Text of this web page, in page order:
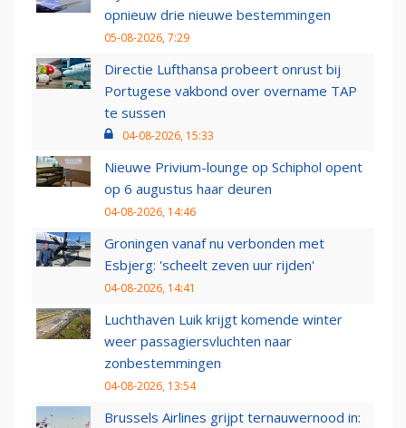
opnieuw drie nieuwe bestemmingen
05-08-2026, 7:29
Directie Lufthansa probeert onrust bij
Portugese vakbond over overname TAP
te sussen
04-08-2026, 15:33
Nieuwe Privium-lounge op Schiphol opent
op 6 augustus haar deuren
04-08-2026, 14:46
Groningen vanaf nu verbonden met
Esbjerg: 'scheelt zeven uur rijden'
04-08-2026, 14:41
Luchthaven Luik krijgt komende winter
weer passagiersvluchten naar
zonbestemmingen
04-08-2026, 13:54
Brussels Airlines grijpt ternauwernood in: